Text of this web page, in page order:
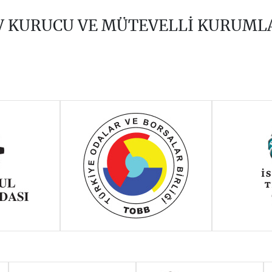
KURUCU VE MÜTEVELLİ